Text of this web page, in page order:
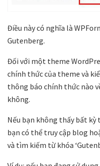
Điều này có nghĩa là
Gutenberg.
Đối với một theme
chính thức của theme và
thông báo chính thức nào
không.
Nếu bạn không thấy bất
bạn có thể truy cập blog
và tìm kiếm từ khóa